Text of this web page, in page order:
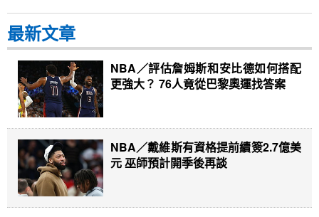
最新文章
NBA／評估詹姆斯和安比德如何搭配
更強大？ 76人竟從巴黎奧運找答案
NBA／戴維斯有資格提前續簽2.7億美
元 巫師預計開季後再談